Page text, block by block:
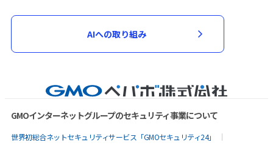
AIへの取り組み
GMOインターネットグループのセキュリティ事業について
世界初総合ネットセキュリティサービス「GMOセキュリティ24」